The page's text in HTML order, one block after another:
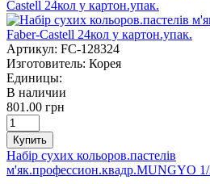
Castell 24кол у картон.упак.
Артикул: FC-128324
Изготовитель: Корея
Единицы:
В наличии
801.00 грн
Купить
Набір сухих кольоров.пастелів
м'як.профессион.квадр.MUNGYO